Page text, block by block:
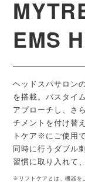
EMS
ヘッドスパサロン
を搭載。バスタイ
アプローチし、さ
チメントを付け替
トケア※にご使用
同時に行うダブル
習慣に取り入れて
※リフトケアとは、機器を
発売日
※本製品は、医療機器で
※製品のデザイン及び仕
※ご使用の前に、必ず製
うえ、正しく安全にお使